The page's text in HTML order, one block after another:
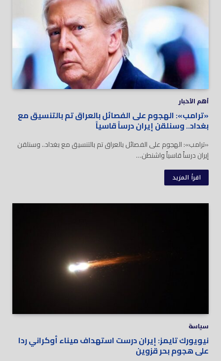
أهم الأخبار
«ترامب»: الهجوم على الفصائل بالعراق تم بالتنسيق مع
بغداد.. وسنلقن إيران درساً قاسياً
«ترامب»: الهجوم على الفصائل بالعراق تم بالتنسيق مع بغداد.. وسنلقن
إيران درساً قاسياً واشنطن…
اقرأ المزيد
سياسة
نيويورك تايمز: إيران درست استهداف ميناء أوكراني ردا
على هجوم بحر قزوين